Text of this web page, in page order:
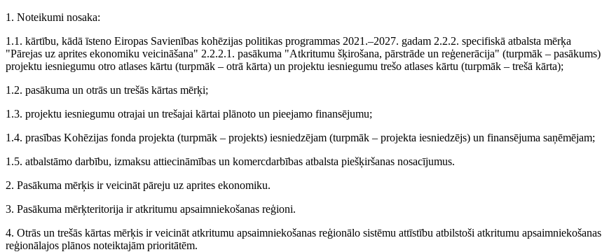
1. Noteikumi nosaka:
1.1. kārtību, kādā īsteno Eiropas Savienības kohēzijas politikas programmas 2021.–2027. gadam 2.2.2. specifiskā atbalsta mērķa
"Pārejas uz aprites ekonomiku veicināšana" 2.2.2.1. pasākuma "Atkritumu šķirošana, pārstrāde un reģenerācija" (turpmāk – pasākums)
projektu iesniegumu otro atlases kārtu (turpmāk – otrā kārta) un projektu iesniegumu trešo atlases kārtu (turpmāk – trešā kārta);
1.2. pasākuma un otrās un trešās kārtas mērķi;
1.3. projektu iesniegumu otrajai un trešajai kārtai plānoto un pieejamo finansējumu;
1.4. prasības Kohēzijas fonda projekta (turpmāk – projekts) iesniedzējam (turpmāk – projekta iesniedzējs) un finansējuma saņēmējam;
1.5. atbalstāmo darbību, izmaksu attiecināmības un komercdarbības atbalsta piešķiršanas nosacījumus.
2. Pasākuma mērķis ir veicināt pāreju uz aprites ekonomiku.
3. Pasākuma mērķteritorija ir atkritumu apsaimniekošanas reģioni.
4. Otrās un trešās kārtas mērķis ir veicināt atkritumu apsaimniekošanas reģionālo sistēmu attīstību atbilstoši atkritumu apsaimniekošanas
reģionālajos plānos noteiktajām prioritātēm.